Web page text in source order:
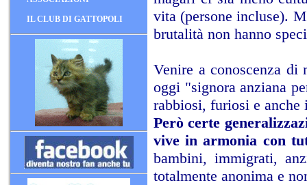
IL CLUB DI GATTOPOLI
vita (persone incluse).
brutalità non hanno
Venire a conoscenza
oggi "signora anziana
rabbiosi, furiosi e anche
Però certe
vive in armonia con
bambini, immigrati,
totalmente anonima e